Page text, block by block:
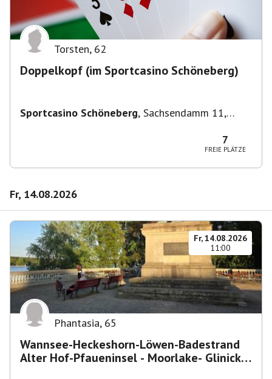
Torsten, 62
Doppelkopf (im Sportcasino Schöneberg)
Sportcasino Schöneberg, Sachsendamm 11,
7
FREIE PLÄTZE
Fr, 14.08.2026
Fr, 14.08.2026
11:00
Phantasia, 65
Wannsee-Heckeshorn-Löwen-Badestrand
Alter Hof-Pfaueninsel - Moorlake- Glinicker